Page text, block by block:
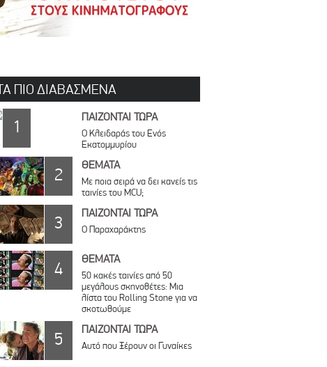
ΠΙΟ ΔΙΑΒΑΣΜΕΝΑ
1 ΠΑΙΖΟΝΤΑΙ ΤΩΡΑ
Ο Κλειδαράς του Ενός
Εκατομμυρίου
2 ΘΕΜΑΤΑ
Με ποια σειρά να δει κανείς τις
ταινίες του MCU;
3 ΠΑΙΖΟΝΤΑΙ ΤΩΡΑ
Ο Παραχαράκτης
4 ΘΕΜΑΤΑ
50 κακές ταινίες από 50
μεγάλους σκηνοθέτες: Μια
λίστα του Rolling Stone για να
σκοτωθούμε
5 ΠΑΙΖΟΝΤΑΙ ΤΩΡΑ
Αυτό που Ξέρουν οι Γυναίκες